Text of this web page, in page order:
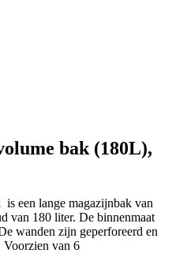
bak (180L),
een lange magazijnbak van
van 180 liter. De binnenmaat
wanden zijn geperforeerd en
Voorzien van 6